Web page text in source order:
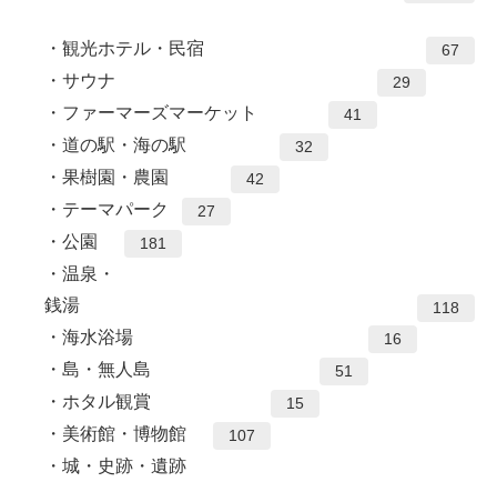
観光ホテル・民宿 67
サウナ 29
ファーマーズマーケット 41
道の駅・海の駅 32
果樹園・農園 42
テーマパーク 27
公園 181
温泉・
銭湯
118
海水浴場 16
島・無人島 51
ホタル観賞 15
美術館・博物館 107
城・史跡・遺跡